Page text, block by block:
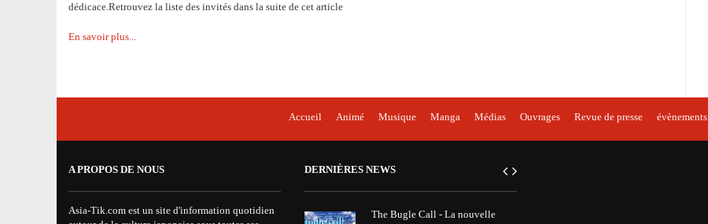
dédicace.Retrouvez la liste des invités dans la suite de cet article
En savoir plus...
Accueil Animé Musique Manga Médias Ouvrages Revue de presse évènements
A PROPOS DE NOUS
Asia-Tik.com est un site d'information quotidien
DERNIÈRES NEWS
The Bugle Call - La nouvelle